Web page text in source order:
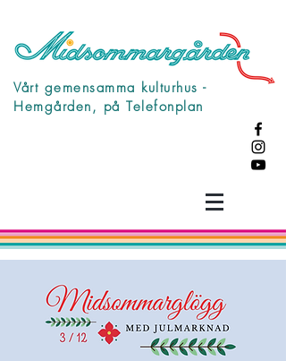
Vårt gemensamma kulturhus -
Hemgården, på Telefonplan